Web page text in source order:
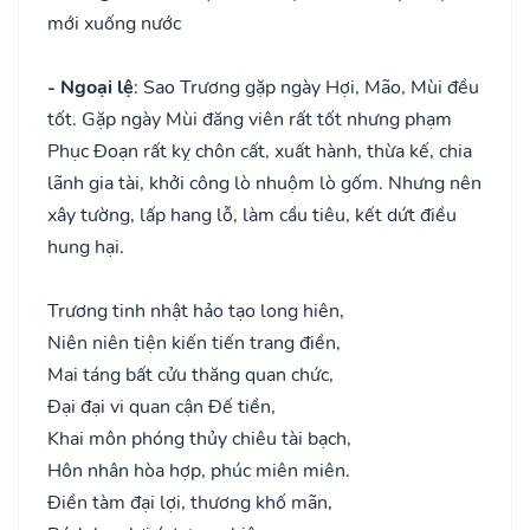
mới xuống nước
- Ngoại lệ: Sao Trương gặp ngày Hợi, Mão, Mùi đều
tốt. Gặp ngày Mùi đăng viên rất tốt nhưng phạm
Phục Đoạn rất kỵ chôn cất, xuất hành, thừa kế, chia
lãnh gia tài, khởi công lò nhuộm lò gốm. Nhưng nên
xây tường, lấp hang lỗ, làm cầu tiêu, kết dứt điều
hung hại.
Trương tinh nhật hảo tạo long hiên,
Niên niên tiện kiến tiến trang điền,
Mai táng bất cửu thăng quan chức,
Đại đại vi quan cận Đế tiền,
Khai môn phóng thủy chiêu tài bạch,
Hôn nhân hòa hợp, phúc miên miên.
Điền tàm đại lợi, thương khố mãn,